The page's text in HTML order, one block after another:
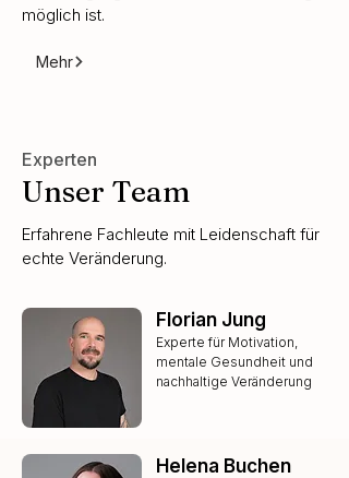
möglich ist.
Mehr
Experten
Unser Team
Erfahrene Fachleute mit Leidenschaft für
echte Veränderung.
Florian Jung
Experte für Motivation,
mentale Gesundheit und
nachhaltige Veränderung
Helena Buchen